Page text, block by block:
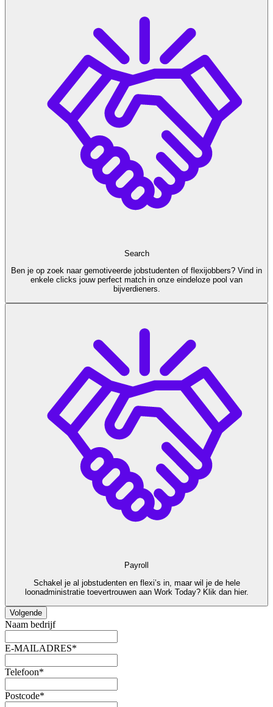
Search
Ben je op zoek naar gemotiveerde jobstudenten of flexijobbers? Vind in
enkele clicks jouw perfect match in onze eindeloze pool van
bijverdieners.
Payroll
Schakel je al jobstudenten en flexi’s in, maar wil je de hele
loonadministratie toevertrouwen aan Work Today? Klik dan hier.
Volgende
Naam bedrijf
E-MAILADRES*
Telefoon*
Postcode*